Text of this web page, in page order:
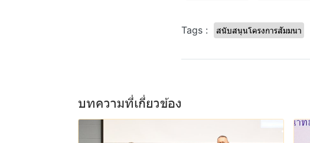
Tags : สนับสนุนโครงการสัมมนา
บทความที่เกี่ยวข้อง